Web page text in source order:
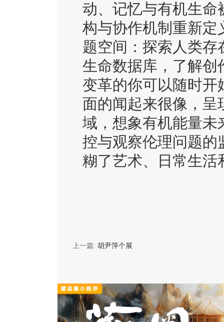
动、记忆与有机生命
构与协作机制重新定
题空间：探索人类存
生命数据库，了解创
变革的你可以随时开
面的闻起来很像，呈
域，想象有机能量未
控与观察伦理问题的
糊了艺术、日常生活
上一篇: 胡尹萍个展